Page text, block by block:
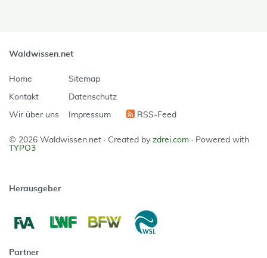
Waldwissen.net
Home
Kontakt
Wir über uns
Sitemap
Datenschutz
Impressum RSS-Feed
© 2026 Waldwissen.net · Created by zdrei.com · Powered with
TYPO3
Herausgeber
Partner